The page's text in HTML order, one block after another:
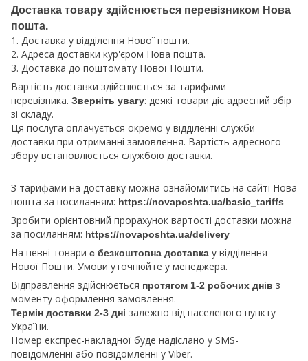
Доставка товару здійснюється перевізником Нова
пошта.
1. Доставка у відділення Нової пошти.
2. Адреса доставки кур'єром Нова пошта.
3. Доставка до поштомату Нової Пошти.
Вартість доставки здійснюється за тарифами
перевізника. Зверніть увагу: деякі товари діє адресний збір
зі складу.
Ця послуга оплачується окремо у відділенні служби
доставки при отриманні замовлення. Вартість адресного
збору встановлюється службою доставки.
З тарифами на доставку можна ознайомитись на сайті Нова
пошта за посиланням: https://novaposhta.ua/basic_tariffs
Зробити орієнтовний прорахунок вартості доставки можна
за посиланням: https://novaposhta.ua/delivery
На певні товари є безкоштовна доставка у відділення
Нової Пошти. Умови уточнюйте у менеджера.
Відправлення здійснюється протягом 1-2 робочих днів з
моменту оформлення замовлення.
Термін доставки 2-3 дні залежно від населеного пункту
України.
Номер експрес-накладної буде надіслано у SMS-
повідомленні або повідомленні у Viber.